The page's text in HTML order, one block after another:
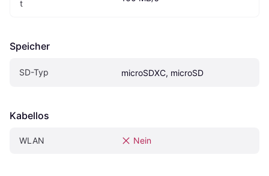
t
Speicher
SD-Typ microSDXC, microSD
Kabellos
WLAN Nein